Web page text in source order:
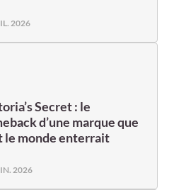
2026
Secret : le
d’une marque que
le monde enterrait
2026